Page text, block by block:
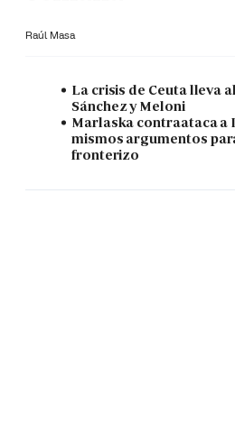
Raúl Masa
La crisis de Ceuta lleva
Sánchez y Meloni
Marlaska contraataca a
mismos argumentos
fronterizo